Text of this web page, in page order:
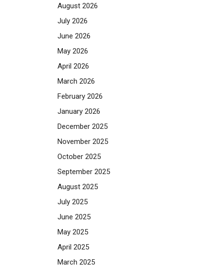
August 2026
July 2026
June 2026
May 2026
April 2026
March 2026
February 2026
January 2026
December 2025
November 2025
October 2025
September 2025
August 2025
July 2025
June 2025
May 2025
April 2025
March 2025